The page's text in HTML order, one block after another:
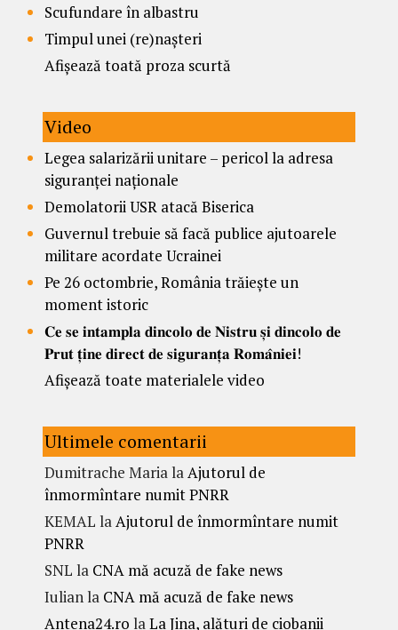
Scufundare în albastru
Timpul unei (re)nașteri
Afișează toată proza scurtă
Video
Legea salarizării unitare – pericol la adresa
siguranței naționale
Demolatorii USR atacă Biserica
Guvernul trebuie să facă publice ajutoarele
militare acordate Ucrainei
Pe 26 octombrie, România trăiește un
moment istoric
𝐂𝐞 𝐬𝐞 𝐢𝐧𝐭𝐚𝐦𝐩𝐥𝐚 𝐝𝐢𝐧𝐜𝐨𝐥𝐨 𝐝𝐞 𝐍𝐢𝐬𝐭𝐫𝐮 𝐬̦𝐢 𝐝𝐢𝐧𝐜𝐨𝐥𝐨 𝐝𝐞
𝐏𝐫𝐮𝐭 𝐭̦𝐢𝐧𝐞 𝐝𝐢𝐫𝐞𝐜𝐭 𝐝𝐞 𝐬𝐢𝐠𝐮𝐫𝐚𝐧𝐭̦𝐚 𝐑𝐨𝐦𝐚̂𝐧𝐢𝐞𝐢!
Afișează toate materialele video
Ultimele comentarii
Dumitrache MarialaAjutorul de
înmormîntare numit PNRR
KEMAL laAjutorul de înmormîntare numit
PNRR
SNL la CNA mă acuză de fake news
Iulianla CNA mă acuză de fake news
Antena24.ro laLa Jina, alături de ciobanii